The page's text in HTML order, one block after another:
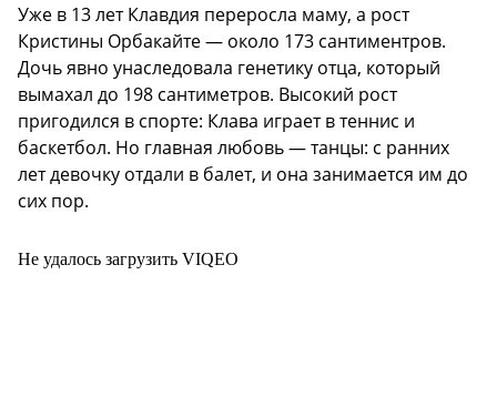
Уже в 13 лет Клавдия переросла маму, а рост
Кристины Орбакайте — около 173 сантиментров.
Дочь явно унаследовала генетику отца, который
вымахал до 198 сантиметров. Высокий рост
пригодился в спорте: Клава играет в теннис и
баскетбол. Но главная любовь — танцы: с ранних
лет девочку отдали в балет, и она занимается им до
сих пор.
Не удалось загрузить VIQEO